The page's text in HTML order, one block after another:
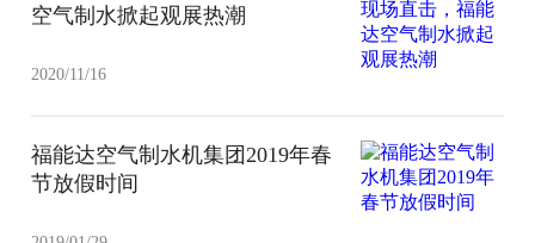
空气制水掀起观展热潮
2020/11/16
福能达空气制水机集团2019年春
节放假时间